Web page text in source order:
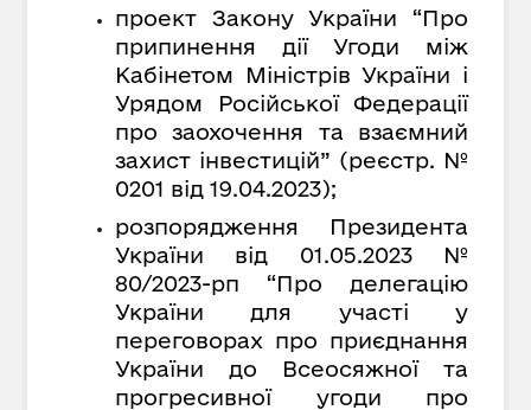
проект Закону України “Про
припинення дії Угоди між
Кабінетом Міністрів України і
Урядом Російської Федерації
про заохочення та взаємний
захист інвестицій” (реєстр. №
0201 від 19.04.2023);
розпорядження Президента
України від 01.05.2023 №
80/2023-рп “Про делегацію
України для участі у
переговорах про приєднання
України до Всеосяжної та
прогресивної угоди про